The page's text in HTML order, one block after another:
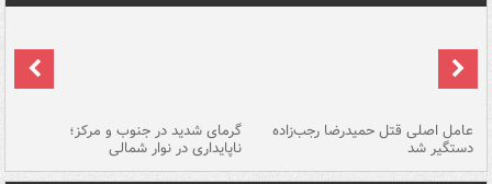
عامل اصلی قتل حمیدرضا رجب‌زاده
دستگیر شد
گرمای شدید در جنوب و مرکز؛
ناپایداری در نوار شمالی